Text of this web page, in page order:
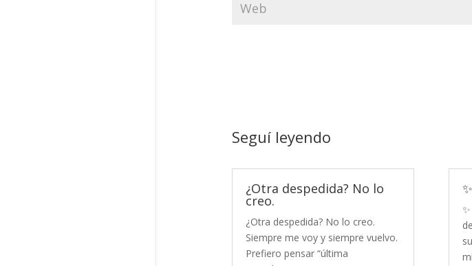
Seguí leyendo
¿Otra despedida? No lo
creo.
¿Otra despedida? No lo creo.
Siempre me voy y siempre vuelvo.
Prefiero pensar “última